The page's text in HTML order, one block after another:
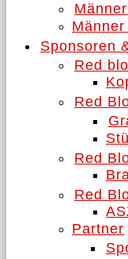
Sponsoren
Red
Red
Red
Red
Partner